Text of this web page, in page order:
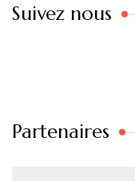
Suivez nous
Partenaires